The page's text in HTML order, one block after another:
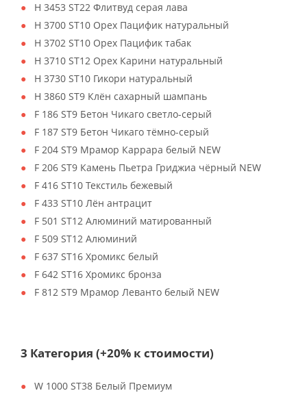
H 3453 ST22 Флитвуд серая лава
H 3700 ST10 Орех Пацифик натуральный
H 3702 ST10 Орех Пацифик табак
H 3710 ST12 Орех Карини натуральный
H 3730 ST10 Гикори натуральный
H 3860 ST9 Клён сахарный шампань
F 186 ST9 Бетон Чикаго светло-серый
F 187 ST9 Бетон Чикаго тёмно-серый
F 204 ST9 Мрамор Каррара белый NEW
F 206 ST9 Камень Пьетра Гриджиа чёрный NEW
F 416 ST10 Текстиль бежевый
F 433 ST10 Лён антрацит
F 501 ST12 Алюминий матированный
F 509 ST12 Алюминий
F 637 ST16 Хромикс белый
F 642 ST16 Хромикс бронза
F 812 ST9 Мрамор Леванто белый NEW
3 Категория (+20% к стоимости)
W 1000 ST38 Белый Премиум